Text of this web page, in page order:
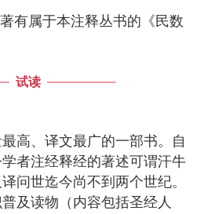
有属于本注释丛书的《民数
试读
高、译文最广的一部书。自
者注经释经的著述可谓汗牛
问世迄今尚不到两个世纪。
及读物（内容包括圣经人